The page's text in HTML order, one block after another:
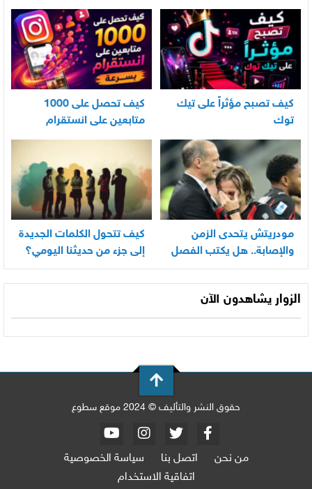
الأندرويد
كيف تصبح مؤثراً على تيك
توك
كيف تحصل على 1000
متابعين على انستقرام
بسرعة
مودريتش يتحدى الزمن
والإصابة.. هل يكتب الفصل
الأخير في أسطورته
المونديالية؟
كيف تتحول الكلمات الجديدة
إلى جزء من حديثنا اليومي؟
الزوار يشاهدون الآن
حقوق النشر والتأليف © 2024 موقع سطوع
من نحن اتصل بنا
سياسة الخصوصية
اتفاقية الاستخدام